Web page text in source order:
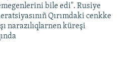
bile edi". Rusiye
Qırımdaki cenkke
narazılıqlarnen küreşi